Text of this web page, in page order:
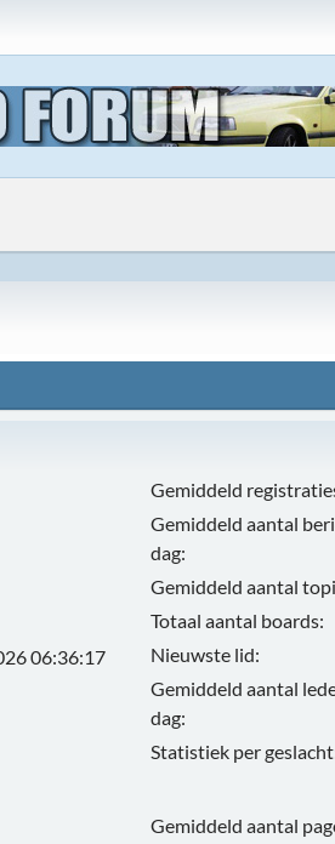
06:36:17
Gemiddeld
Gemiddeld aantal
dag:
Gemiddeld aantal
Totaal aantal boards:
Nieuwste lid:
Gemiddeld aantal
dag:
Statistiek per
Gemiddeld aantal